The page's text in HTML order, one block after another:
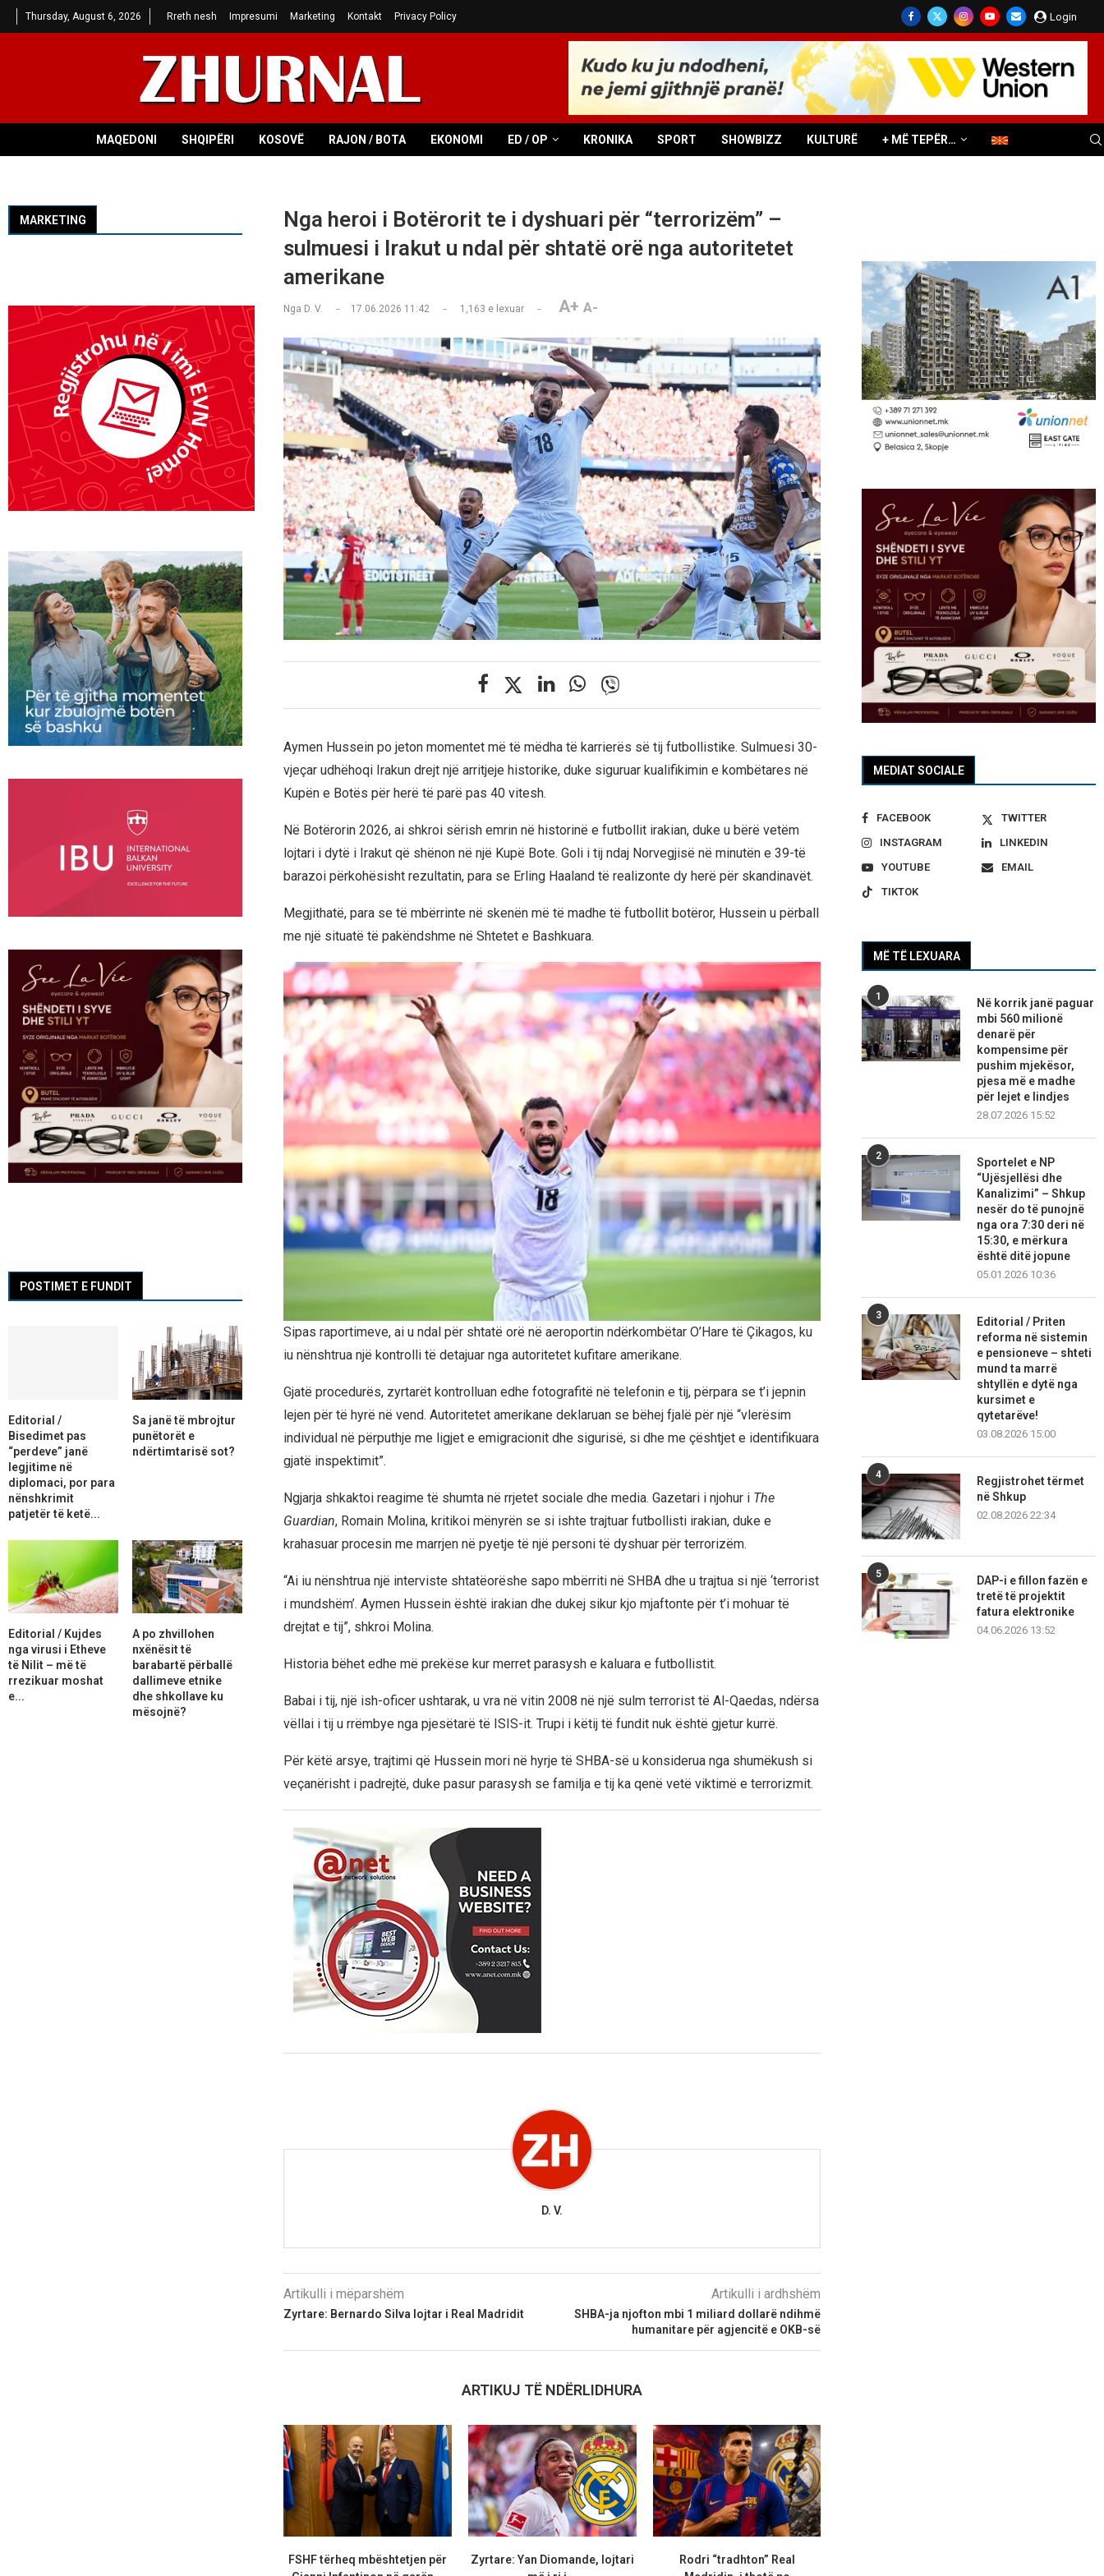
Thursday, August 6, 2026 Rreth nesh Impresumi Marketing Kontakt Privacy Policy Login
MAQEDONI SHQIPËRI KOSOVË RAJON / BOTA EKONOMI ED / OP KRONIKA SPORT SHOWBIZZ KULTURË + MË TEPËR…
Nga heroi i Botërorit te i dyshuari për “terrorizëm” –
sulmuesi i Irakut u ndal për shtatë orë nga autoritetet
amerikane
Nga D. V. 17.06.2026 11:42 1,163 e lexuar A+ A-
Aymen Hussein po jeton momentet më të mëdha të karrierës së tij futbollistike. Sulmuesi 30-
vjeçar udhëhoqi Irakun drejt një arritjeje historike, duke siguruar kualifikimin e kombëtares në
Kupën e Botës për herë të parë pas 40 vitesh.
Në Botërorin 2026, ai shkroi sërish emrin në historinë e futbollit irakian, duke u bërë vetëm
lojtari i dytë i Irakut që shënon në një Kupë Bote. Goli i tij ndaj Norvegjisë në minutën e 39-të
barazoi përkohësisht rezultatin, para se Erling Haaland të realizonte dy herë për skandinavët.
Megjithatë, para se të mbërrinte në skenën më të madhe të futbollit botëror, Hussein u përball
me një situatë të pakëndshme në Shtetet e Bashkuara.
Sipas raportimeve, ai u ndal për shtatë orë në aeroportin ndërkombëtar O’Hare të Çikagos, ku
iu nënshtrua një kontrolli të detajuar nga autoritetet kufitare amerikane.
Gjatë procedurës, zyrtarët kontrolluan edhe fotografitë në telefonin e tij, përpara se t’i jepnin
lejen për të hyrë në vend. Autoritetet amerikane deklaruan se bëhej fjalë për një “vlerësim
individual në përputhje me ligjet e emigracionit dhe sigurisë, si dhe me çështjet e identifikuara
gjatë inspektimit”.
Ngjarja shkaktoi reagime të shumta në rrjetet sociale dhe media. Gazetari i njohur i The
Guardian, Romain Molina, kritikoi mënyrën se si ishte trajtuar futbollisti irakian, duke e
krahasuar procesin me marrjen në pyetje të një personi të dyshuar për terrorizëm.
“Ai iu nënshtrua një interviste shtatëorëshe sapo mbërriti në SHBA dhe u trajtua si një ‘terrorist
i mundshëm’. Aymen Hussein është irakian dhe dukej sikur kjo mjaftonte për t’i mohuar të
drejtat e tij”, shkroi Molina.
Historia bëhet edhe më prekëse kur merret parasysh e kaluara e futbollistit.
Babai i tij, një ish-oficer ushtarak, u vra në vitin 2008 në një sulm terrorist të Al-Qaedas, ndërsa
vëllai i tij u rrëmbye nga pjesëtarë të ISIS-it. Trupi i këtij të fundit nuk është gjetur kurrë.
Për këtë arsye, trajtimi që Hussein mori në hyrje të SHBA-së u konsiderua nga shumëkush si
veçanërisht i padrejtë, duke pasur parasysh se familja e tij ka qenë vetë viktimë e terrorizmit.
D. V.
Artikulli i mëparshëm
Zyrtare: Bernardo Silva lojtar i Real Madridit
Artikulli i ardhshëm
SHBA-ja njofton mbi 1 miliard dollarë ndihmë
humanitare për agjencitë e OKB-së
ARTIKUJ TË NDËRLIDHURA
FSHF tërheq mbështetjen për
Zyrtare: Yan Diomande, lojtari
Rodri “tradhton” Real
MEDIAT SOCIALE
FACEBOOK
TWITTER
INSTAGRAM
LINKEDIN
YOUTUBE
EMAIL
TIKTOK
MË TË LEXUARA
1
Në korrik janë paguar
mbi 560 milionë
denarë për
kompensime për
pushim mjekësor,
pjesa më e madhe
për lejet e lindjes
28.07.2026 15:52
2
Sportelet e NP
“Ujësjellësi dhe
Kanalizimi” – Shkup
nesër do të punojnë
nga ora 7:30 deri në
15:30, e mërkura
është ditë jopune
05.01.2026 10:36
3
Editorial / Priten
reforma në sistemin
e pensioneve – shteti
mund ta marrë
shtyllën e dytë nga
kursimet e
qytetarëve!
03.08.2026 15:00
4
Regjistrohet tërmet
në Shkup
02.08.2026 22:34
5
DAP-i e fillon fazën e
tretë të projektit
fatura elektronike
04.06.2026 13:52
MARKETING
POSTIMET E FUNDIT
Editorial /
Bisedimet pas
“perdeve” janë
legjitime në
diplomaci, por para
nënshkrimit
patjetër të ketë...
Sa janë të mbrojtur
punëtorët e
ndërtimtarisë sot?
Editorial / Kujdes
nga virusi i Etheve
të Nilit – më të
rrezikuar moshat
e...
A po zhvillohen
nxënësit të
barabartë përballë
dallimeve etnike
dhe shkollave ku
mësojnë?